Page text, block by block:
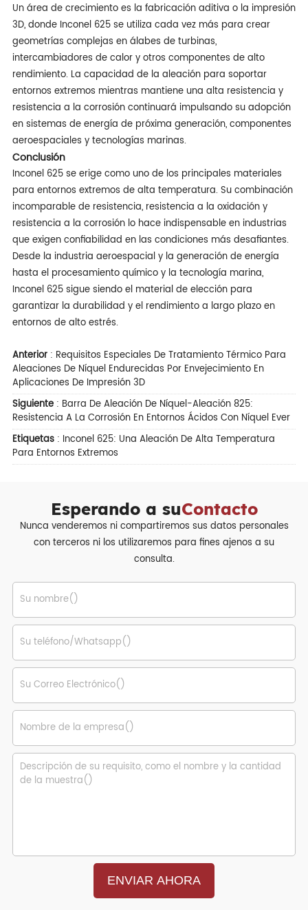
Un área de crecimiento es la fabricación aditiva o la impresión
3D, donde Inconel 625 se utiliza cada vez más para crear
geometrías complejas en álabes de turbinas,
intercambiadores de calor y otros componentes de alto
rendimiento. La capacidad de la aleación para soportar
entornos extremos mientras mantiene una alta resistencia y
resistencia a la corrosión continuará impulsando su adopción
en sistemas de energía de próxima generación, componentes
aeroespaciales y tecnologías marinas.
Conclusión
Inconel 625 se erige como uno de los principales materiales
para entornos extremos de alta temperatura. Su combinación
incomparable de resistencia, resistencia a la oxidación y
resistencia a la corrosión lo hace indispensable en industrias
que exigen confiabilidad en las condiciones más desafiantes.
Desde la industria aeroespacial y la generación de energía
hasta el procesamiento químico y la tecnología marina,
Inconel 625 sigue siendo el material de elección para
garantizar la durabilidad y el rendimiento a largo plazo en
entornos de alto estrés.
Anterior: Requisitos Especiales De Tratamiento Térmico Para
Aleaciones De Níquel Endurecidas Por Envejecimiento En
Aplicaciones De Impresión 3D
Siguiente: Barra De Aleación De Níquel-Aleación 825:
Resistencia A La Corrosión En Entornos Ácidos Con Níquel Ever
Etiquetas: Inconel 625: Una Aleación De Alta Temperatura
Para Entornos Extremos
Esperando a suContacto
Nunca venderemos ni compartiremos sus datos personales
con terceros ni los utilizaremos para fines ajenos a su
consulta.